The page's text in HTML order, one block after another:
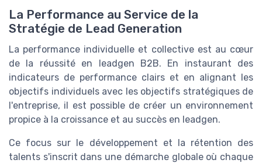
La Performance au Service de la
Stratégie de Lead Generation
La performance individuelle et collective est au cœur
de la réussité en leadgen B2B. En instaurant des
indicateurs de performance clairs et en alignant les
objectifs individuels avec les objectifs stratégiques de
l'entreprise, il est possible de créer un environnement
propice à la croissance et au succès en leadgen.
Ce focus sur le développement et la rétention des
talents s'inscrit dans une démarche globale où chaque